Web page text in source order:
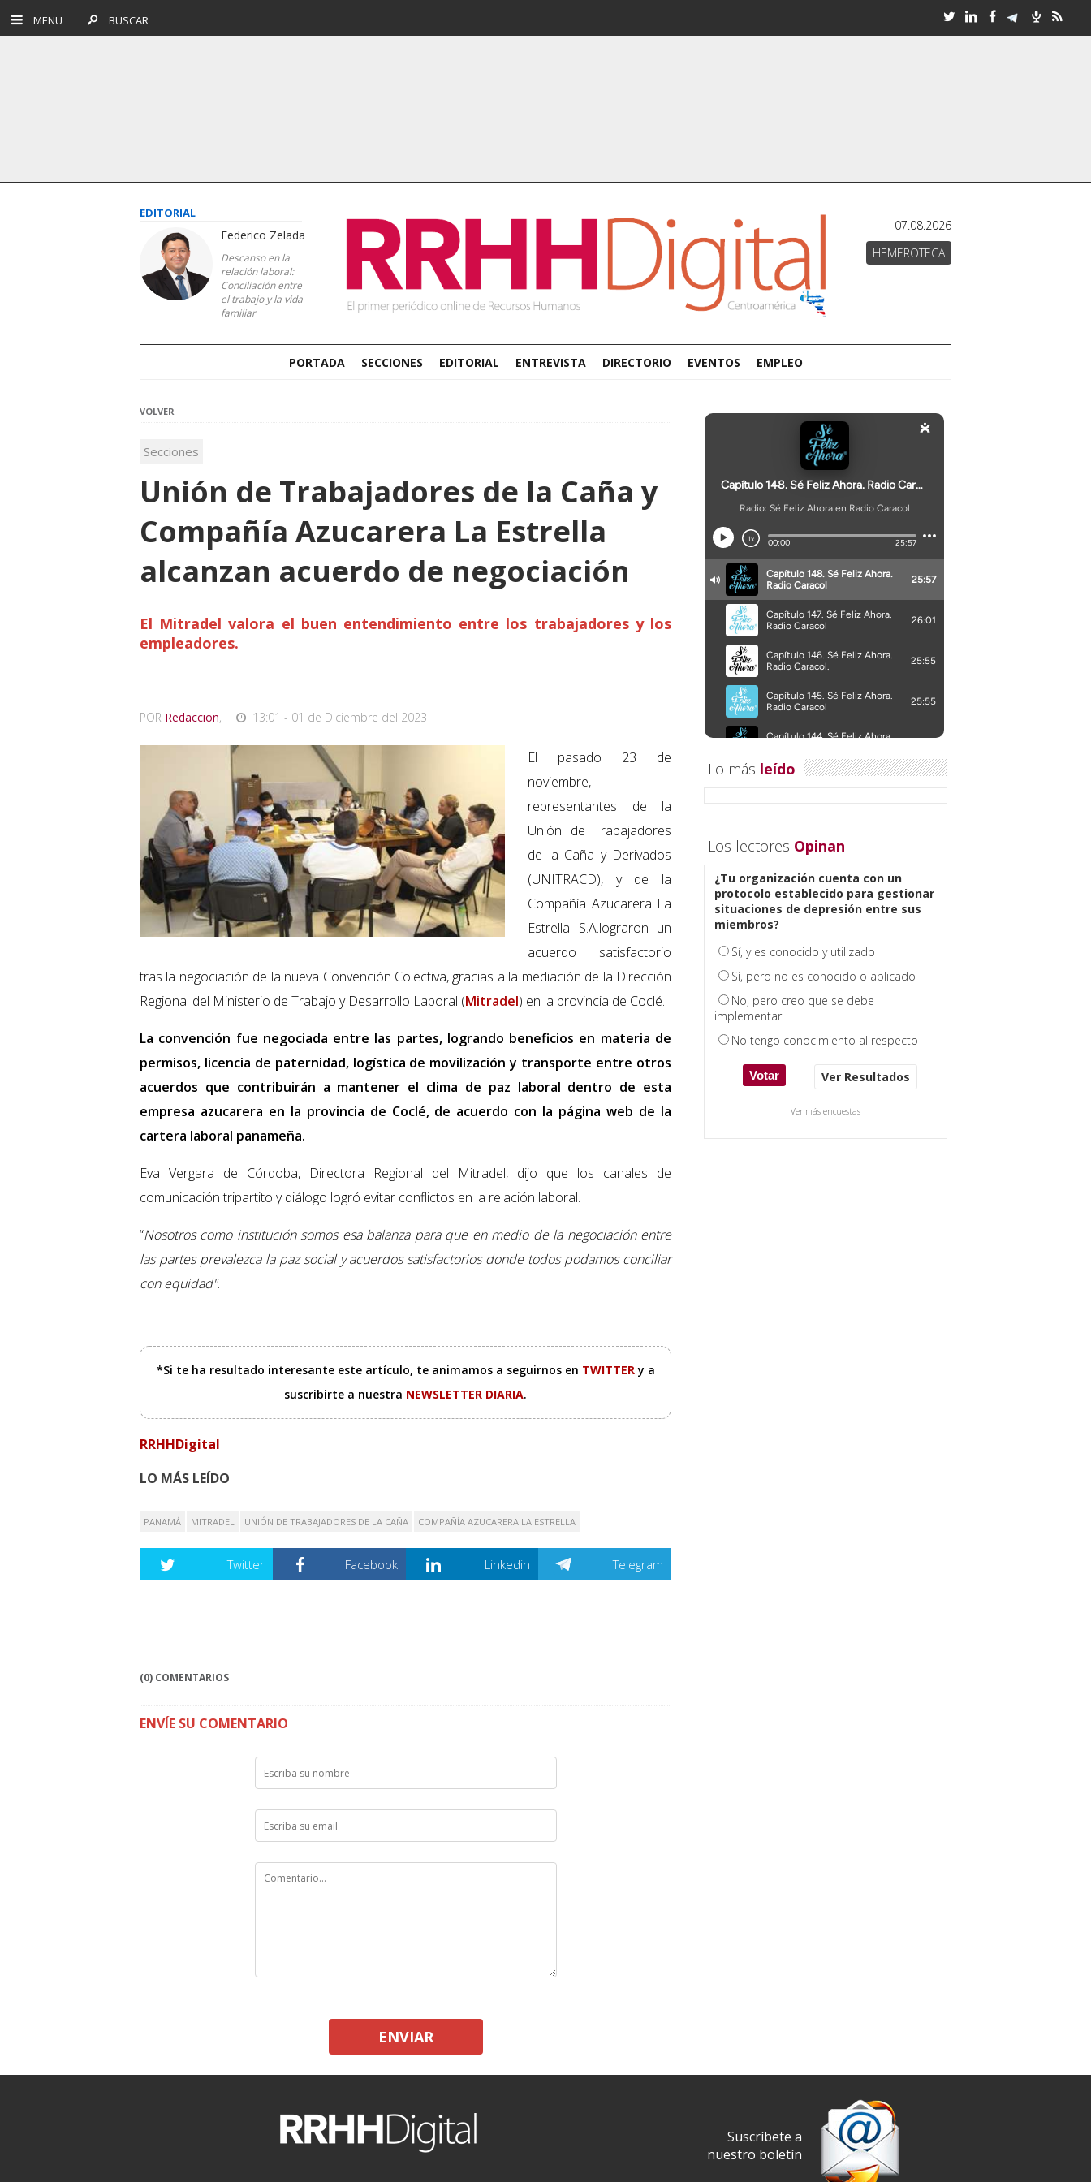
MENU BUSCAR
EDITORIAL
Federico Zelada
Descanso en la
relación laboral:
Conciliación entre
el trabajo y la vida
familiar
07.08.2026
HEMEROTECA
PORTADA SECCIONES EDITORIAL ENTREVISTA DIRECTORIO EVENTOS EMPLEO
VOLVER
Secciones
Unión de Trabajadores de la Caña y
Compañía Azucarera La Estrella
alcanzan acuerdo de negociación
El Mitradel valora el buen entendimiento entre los trabajadores y los
empleadores.
POR Redaccion, 13:01 - 01 de Diciembre del 2023
El pasado 23 de
noviembre,
representantes de la
Unión de Trabajadores
de la Caña y Derivados
(UNITRACD), y de la
Compañía Azucarera La
Estrella S.A.lograron un
acuerdo satisfactorio
tras la negociación de la nueva Convención Colectiva, gracias a la mediación de la Dirección
Regional del Ministerio de Trabajo y Desarrollo Laboral (Mitradel) en la provincia de Coclé.
La convención fue negociada entre las partes, logrando beneficios en materia de
permisos, licencia de paternidad, logística de movilización y transporte entre otros
acuerdos que contribuirán a mantener el clima de paz laboral dentro de esta
empresa azucarera en la provincia de Coclé, de acuerdo con la página web de la
cartera laboral panameña.
Eva Vergara de Córdoba, Directora Regional del Mitradel, dijo que los canales de
comunicación tripartito y diálogo logró evitar conflictos en la relación laboral.
“Nosotros como institución somos esa balanza para que en medio de la negociación entre
las partes prevalezca la paz social y acuerdos satisfactorios donde todos podamos conciliar
con equidad".
*Si te ha resultado interesante este artículo, te animamos a seguirnos en TWITTERy a
suscribirte a nuestra NEWSLETTER DIARIA.
RRHHDigital
LO MÁS LEÍDO
PANAMÁ MITRADEL UNIÓN DE TRABAJADORES DE LA CAÑA COMPAÑÍA AZUCARERA LA ESTRELLA
Twitter Facebook Linkedin Telegram
(0) COMENTARIOS
ENVÍE SU COMENTARIO
ENVIAR
Lo más leído
Los lectores Opinan
¿Tu organización cuenta con un
protocolo establecido para gestionar
situaciones de depresión entre sus
miembros?
Sí, y es conocido y utilizado
Sí, pero no es conocido o aplicado
No, pero creo que se debe
implementar
No tengo conocimiento al respecto
Ver Resultados
Ver más encuestas
Suscríbete a
nuestro boletín